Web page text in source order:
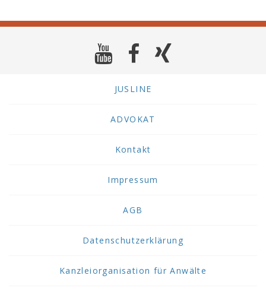
JUSLINE
ADVOKAT
Kontakt
Impressum
AGB
Datenschutzerklärung
Kanzleiorganisation für Anwälte